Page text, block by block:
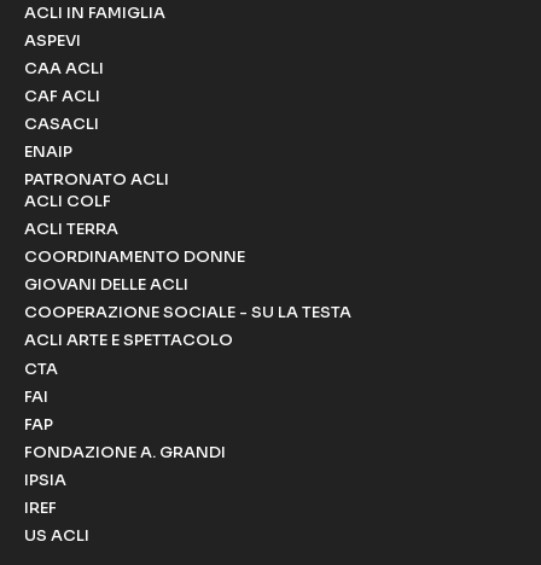
ACLI IN FAMIGLIA
ASPEVI
CAA ACLI
CAF ACLI
CASACLI
ENAIP
PATRONATO ACLI
ACLI COLF
ACLI TERRA
COORDINAMENTO DONNE
GIOVANI DELLE ACLI
COOPERAZIONE SOCIALE - SU LA TESTA
ACLI ARTE E SPETTACOLO
CTA
FAI
FAP
FONDAZIONE A. GRANDI
IPSIA
IREF
US ACLI